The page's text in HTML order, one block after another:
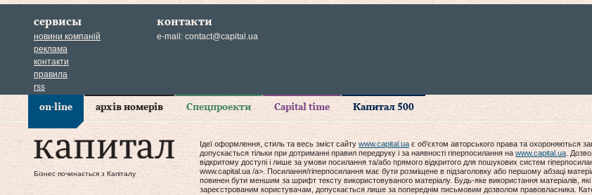
сервисы
новини компаній
реклама
контакти
правила
rss
контакти
e-mail: contact@capital.ua
on-line архів номерів Спецпроекти Capital time Капитал 500
Бізнес починається з Капіталу
Ідеї оформлення, стиль та весь зміст сайту www.capital.ua є об'єктом авторського права та охороняються
допускається тільки при дотриманні правил передруку і за наявності гіперпосилання на www.capital.ua .
відкритому доступі і лише за умови посилання та/або прямого відкритого для пошукових систем
www.capital.ua /a>. Посилання/гіперпосилання має бути розміщене в підзаголовку або першому абзаці
повинен бути меншим за шрифт тексту використовуваного матеріалу. Будь-яке використання матеріалів,
зареєстрованим користувачам, допускається лише за попереднім письмовим дозволом правовласника.